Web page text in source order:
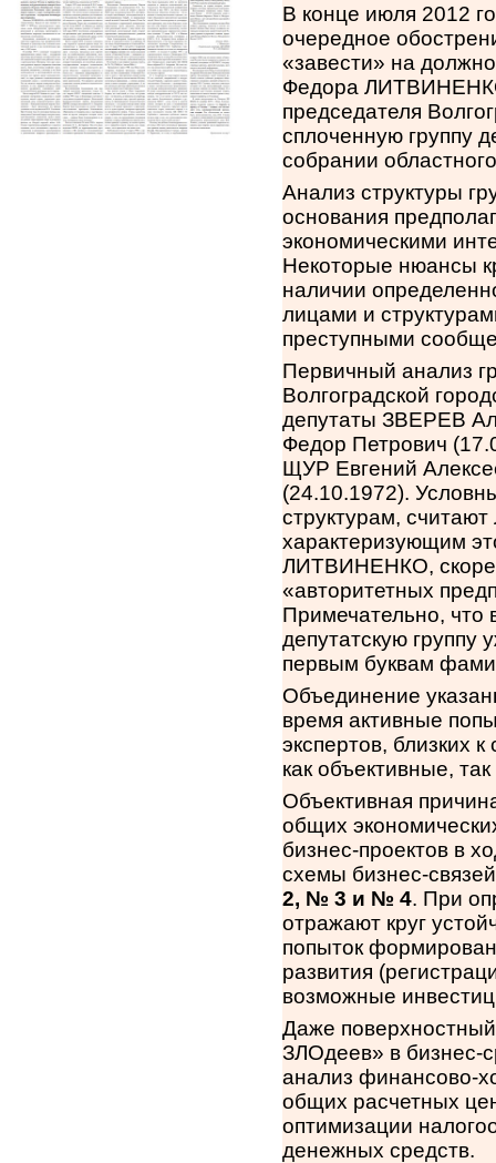
В конце июля 2012
очередное
«завести» на
Федора
председателя
сплоченную группу
собрании
Анализ структуры
основания
экономическими
Некоторые нюансы
наличии
лицами и
преступными
Первичный анализ
Волгоградской
депутаты ЗВЕРЕВ
Федор Петрович
ЩУР Евгений
(24.10.1972).
структурам,
характеризующим
ЛИТВИНЕНКО,
«авторитетных
Примечательно, что
депутатскую
первым буквам
Объединение
время активные
экспертов, близких
как объективные,
Объективная
общих
бизнес-проектов в
схемы бизнес-
2, № 3 и № 4. При
отражают круг
попыток
развития
возможные
Даже
ЗЛОдеев» в бизнес-
анализ финансово-
общих расчетных
оптимизации
денежных средств.